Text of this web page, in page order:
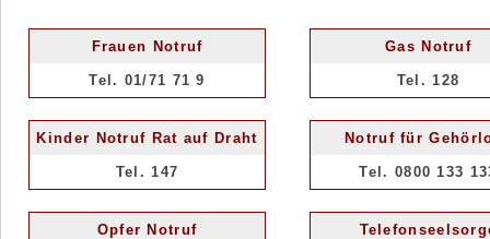
Frauen Notruf
Tel. 01/71 71 9
Gas Notruf
Tel. 128
Kinder Notruf Rat auf Draht
Tel. 147
Notruf für
Tel. 0800 133
Opfer Notruf